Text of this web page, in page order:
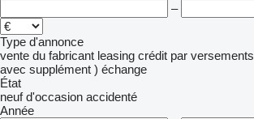
–
Type d'annonce
vente du fabricant leasing crédit par versements
avec supplément ) échange
État
neuf d'occasion accidenté
Année